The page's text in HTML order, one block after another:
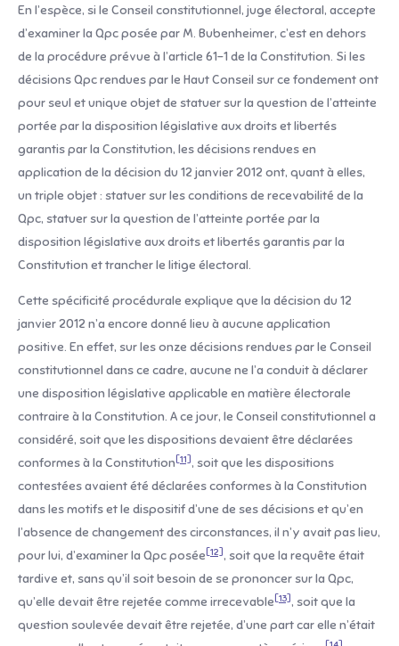
En l’espèce, si le Conseil constitutionnel, juge électoral, accepte
d’examiner la Qpc posée par M. Bubenheimer, c’est en dehors
de la procédure prévue à l’article 61-1 de la Constitution. Si les
décisions Qpc rendues par le Haut Conseil sur ce fondement ont
pour seul et unique objet de statuer sur la question de l’atteinte
portée par la disposition législative aux droits et libertés
garantis par la Constitution, les décisions rendues en
application de la décision du 12 janvier 2012 ont, quant à elles,
un triple objet : statuer sur les conditions de recevabilité de la
Qpc, statuer sur la question de l’atteinte portée par la
disposition législative aux droits et libertés garantis par la
Constitution et trancher le litige électoral.
Cette spécificité procédurale explique que la décision du 12
janvier 2012 n’a encore donné lieu à aucune application
positive. En effet, sur les onze décisions rendues par le Conseil
constitutionnel dans ce cadre, aucune ne l’a conduit à déclarer
une disposition législative applicable en matière électorale
contraire à la Constitution. A ce jour, le Conseil constitutionnel a
considéré, soit que les dispositions devaient être déclarées
conformes à la Constitution[11], soit que les dispositions
contestées avaient été déclarées conformes à la Constitution
dans les motifs et le dispositif d’une de ses décisions et qu’en
l’absence de changement des circonstances, il n’y avait pas lieu,
pour lui, d’examiner la Qpc posée[12], soit que la requête était
tardive et, sans qu’il soit besoin de se prononcer sur la Qpc,
qu’elle devait être rejetée comme irrecevable[13], soit que la
question soulevée devait être rejetée, d’une part car elle n’était